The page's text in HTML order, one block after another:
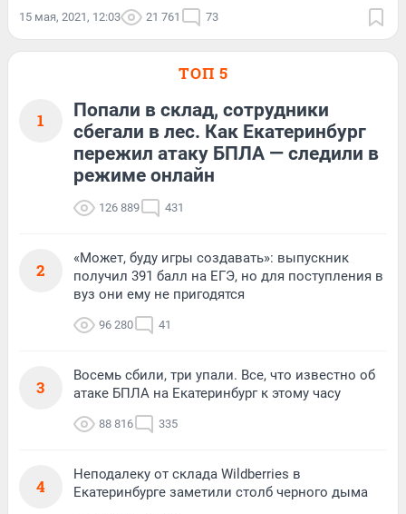
15 мая, 2021, 12:03 21 761 73
ТОП 5
1
Попали в склад, сотрудники
сбегали в лес. Как Екатеринбург
пережил атаку БПЛА — следили в
режиме онлайн
126 889 431
2
«Может, буду игры создавать»: выпускник
получил 391 балл на ЕГЭ, но для поступления в
вуз они ему не пригодятся
96 280 41
3
Восемь сбили, три упали. Все, что известно об
атаке БПЛА на Екатеринбург к этому часу
88 816 335
4
Неподалеку от склада Wildberries в
Екатеринбурге заметили столб черного дыма